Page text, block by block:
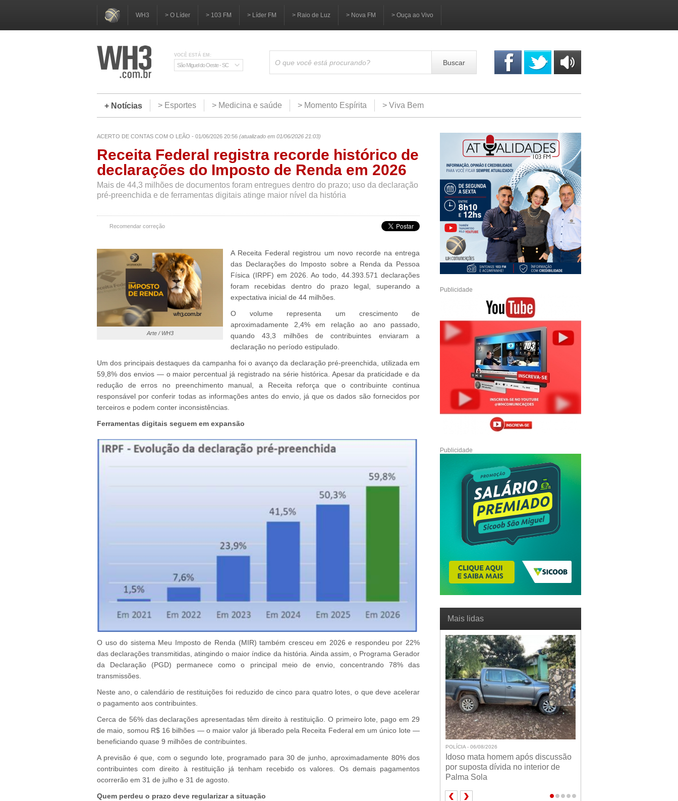
WH3 > O Líder > 103 FM > Líder FM > Raio de Luz > Nova FM > Ouça ao Vivo
VOCÊ ESTÁ EM:
São Miguel do Oeste - SC Buscar
+ Notícias
> Esportes > Medicina e saúde > Momento Espírita > Viva Bem
ACERTO DE CONTAS COM O LEÃO - 01/06/2026 20:56 (atualizado em 01/06/2026 21:03)
Receita Federal registra recorde histórico de
declarações do Imposto de Renda em 2026
Mais de 44,3 milhões de documentos foram entregues dentro do prazo; uso da declaração
pré-preenchida e de ferramentas digitais atinge maior nível da história
Recomendar correção
Arte / WH3
A Receita Federal registrou um novo recorde na entrega
das Declarações do Imposto sobre a Renda da Pessoa
Física (IRPF) em 2026. Ao todo, 44.393.571 declarações
foram recebidas dentro do prazo legal, superando a
expectativa inicial de 44 milhões.
O volume representa um crescimento de
aproximadamente 2,4% em relação ao ano passado,
quando 43,3 milhões de contribuintes enviaram a
declaração no período estipulado.
Um dos principais destaques da campanha foi o avanço da declaração pré-preenchida, utilizada em
59,8% dos envios — o maior percentual já registrado na série histórica. Apesar da praticidade e da
redução de erros no preenchimento manual, a Receita reforça que o contribuinte continua
responsável por conferir todas as informações antes do envio, já que os dados são fornecidos por
terceiros e podem conter inconsistências.
Ferramentas digitais seguem em expansão
O uso do sistema Meu Imposto de Renda (MIR) também cresceu em 2026 e respondeu por 22%
das declarações transmitidas, atingindo o maior índice da história. Ainda assim, o Programa Gerador
da Declaração (PGD) permanece como o principal meio de envio, concentrando 78% das
transmissões.
Neste ano, o calendário de restituições foi reduzido de cinco para quatro lotes, o que deve acelerar
o pagamento aos contribuintes.
Cerca de 56% das declarações apresentadas têm direito à restituição. O primeiro lote, pago em 29
de maio, somou R$ 16 bilhões — o maior valor já liberado pela Receita Federal em um único lote —
beneficiando quase 9 milhões de contribuintes.
A previsão é que, com o segundo lote, programado para 30 de junho, aproximadamente 80% dos
contribuintes com direito à restituição já tenham recebido os valores. Os demais pagamentos
ocorrerão em 31 de julho e 31 de agosto.
Quem perdeu o prazo deve regularizar a situação
Publicidade
Publicidade
Mais lidas
POLÍCIA - 06/08/2026
Idoso mata homem após discussão
por suposta dívida no interior de
Palma Sola